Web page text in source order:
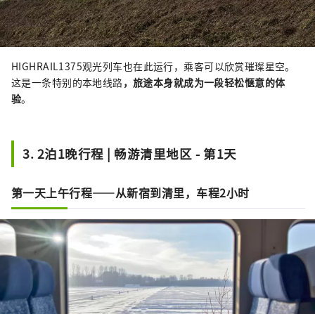
HIGHRAIL1375观光列车也在此运行，乘客可以欣赏璀璨星空。
这是一条特别的本地线路，旅途本身就成为一段轻松惬意的体
验。
3. 2泊1晚行程 | 畅游清里地区 - 第1天
第一天上午行程——从新宿到清里，车程2小时